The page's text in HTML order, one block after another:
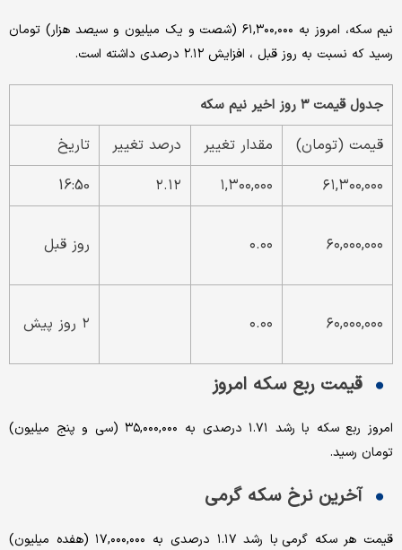
نیم سکه، امروز به ۶۱,۳۰۰,۰۰۰ (شصت و یک میلیون و سیصد هزار) تومان
رسید که نسبت به روز قبل ، افزایش ۲.۱۲ درصدی داشته است.
جدول قیمت ۳ روز اخیر نیم سکه
قیمت (تومان) مقدار تغییر درصد تغییر
تاریخ
۶۱,۳۰۰,۰۰۰
۱,۳۰۰,۰۰۰ ۲.۱۲ 16:50
۶۰,۰۰۰,۰۰۰ ۰.۰۰ روز قبل
۶۰,۰۰۰,۰۰۰ ۰.۰۰ ۲ روز پیش
قیمت ربع سکه امروز
امروز ربع سکه با رشد ۱.۷۱ درصدی به ۳۵,۰۰۰,۰۰۰ (سی و پنج میلیون)
تومان رسید.
آخرین نرخ سکه گرمی
قیمت هر سکه گرمی با رشد ۱.۱۷ درصدی به ۱۷,۰۰۰,۰۰۰ (هفده میلیون)